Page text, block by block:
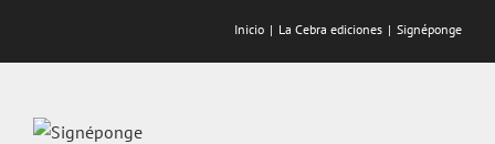
Inicio La Cebra ediciones Signéponge